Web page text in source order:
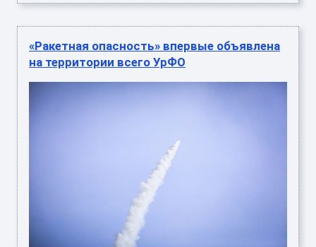
«Ракетная опасность» впервые объявлена
на территории всего УрФО